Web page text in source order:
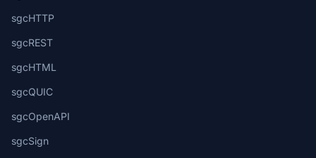
sgcHTTP
sgcREST
sgcHTML
sgcQUIC
sgcOpenAPI
sgcSign